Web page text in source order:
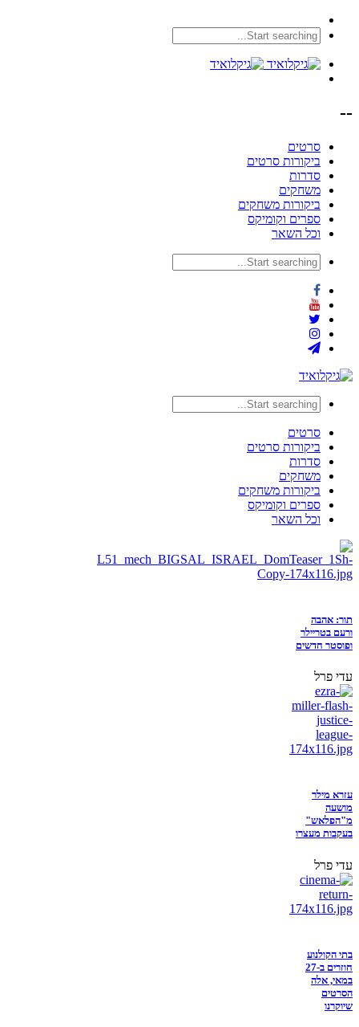
--
סרטים
ביקורות סרטים
סדרות
משחקים
ביקורות משחקים
ספרים וקומיקס
וכל השאר
סרטים
ביקורות סרטים
סדרות
משחקים
ביקורות משחקים
ספרים וקומיקס
וכל השאר
תור: אהבה
ורעם בטריילר
ופוסטר חדשים
עדי פרל
עזרא מילר
מושעה
מ"הפלאש"
בעקבות מעצרו
עדי פרל
בתי הקולנוע
חוזרים ב-27
במאי, אלה
הסרטים
שיוקרנו